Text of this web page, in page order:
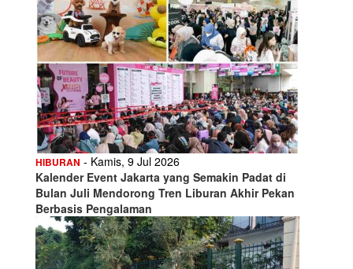
HIBURAN - Kamis, 9 Jul 2026
Kalender Event Jakarta yang Semakin Padat di
Bulan Juli Mendorong Tren Liburan Akhir Pekan
Berbasis Pengalaman